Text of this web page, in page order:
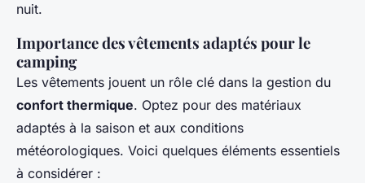
nuit.
Importance des vêtements adaptés pour le
camping
Les vêtements jouent un rôle clé dans la gestion du
confort thermique. Optez pour des matériaux
adaptés à la saison et aux conditions
météorologiques. Voici quelques éléments essentiels
à considérer :